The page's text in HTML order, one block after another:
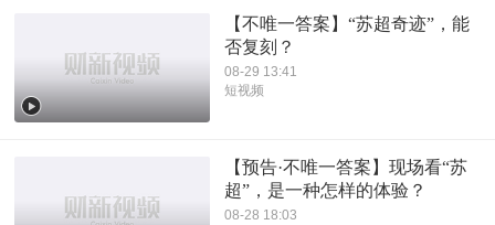
【不唯一答案】“苏超奇迹”，能
否复刻？
08-29 13:41
短视频
【预告·不唯一答案】现场看“苏
超”，是一种怎样的体验？
08-28 18:03